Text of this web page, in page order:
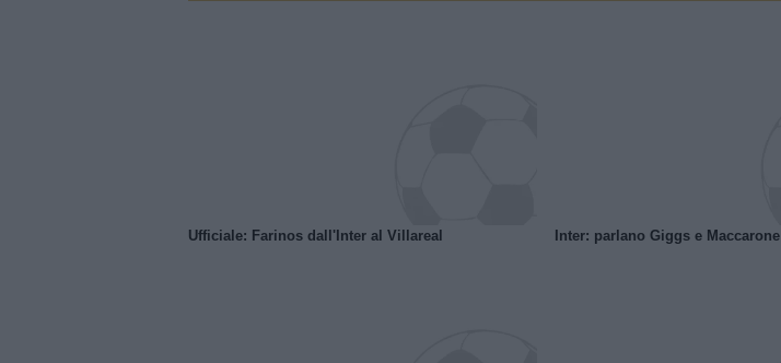
Ufficiale: Farinos dall'Inter al Villareal Inter: parlano Giggs e Maccarone